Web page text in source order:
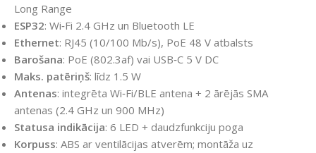
Long Range
ESP32: Wi‑Fi 2.4 GHz un Bluetooth LE
Ethernet: RJ45 (10/100 Mb/s), PoE 48 V atbalsts
Barošana: PoE (802.3af) vai USB‑C 5 V DC
Maks. patēriņš: līdz 1.5 W
Antenas: integrēta Wi‑Fi/BLE antena + 2 ārējās SMA
antenas (2.4 GHz un 900 MHz)
Statusa indikācija: 6 LED + daudzfunkciju poga
Korpuss: ABS ar ventilācijas atverēm; montāža uz